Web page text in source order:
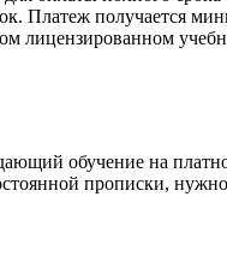
Платеж получается
лицензированном
обучение на
прописки,